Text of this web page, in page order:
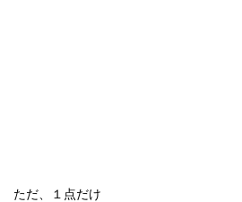
ただ、１点だけ